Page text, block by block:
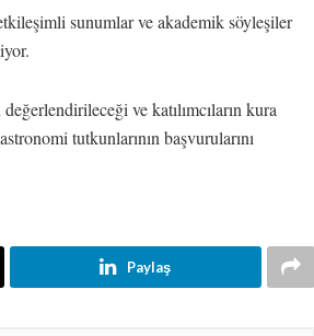
sunumlar ve akademik söyleşiler
ve katılımcıların kura
tutkunlarının başvurularını
Paylaş